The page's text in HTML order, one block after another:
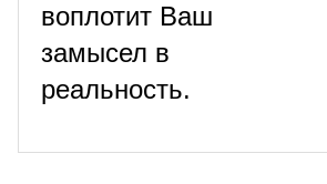
воплотит Ваш
замысел в
реальность.